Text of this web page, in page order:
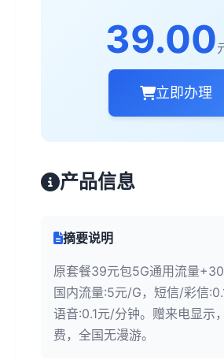
39.00
立即办理
产品信息
摘要说明
原套餐39元包5G通用流量
国内流量:5元/G，短信/彩信
语音:0.1元/分钟。赠来电显示
费，全国无漫游。